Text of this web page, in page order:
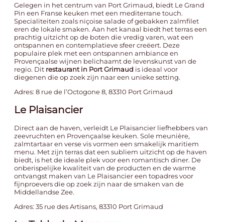
Gelegen in het centrum van Port Grimaud, biedt Le Grand
Pin een Franse keuken met een mediterrane touch.
Specialiteiten zoals niçoise salade of gebakken zalmfilet
eren de lokale smaken. Aan het kanaal biedt het terras een
prachtig uitzicht op de boten die vredig varen, wat een
ontspannen en contemplatieve sfeer creëert. Deze
populaire plek met een ontspannen ambiance en
Provençaalse wijnen belichaamt de levenskunst van de
regio. Dit restaurant in Port Grimaud is ideaal voor
diegenen die op zoek zijn naar een unieke setting.
Adres: 8 rue de l’Octogone 8, 83310 Port Grimaud
Le Plaisancier
Direct aan de haven, verleidt Le Plaisancier liefhebbers van
zeevruchten en Provençaalse keuken. Sole meunière,
zalmtartaar en verse vis vormen een smakelijk maritiem
menu. Met zijn terras dat een subliem uitzicht op de haven
biedt, is het de ideale plek voor een romantisch diner. De
onberispelijke kwaliteit van de producten en de warme
ontvangst maken van Le Plaisancier een topadres voor
fijnproevers die op zoek zijn naar de smaken van de
Middellandse Zee.
Adres: 35 rue des Artisans, 83310 Port Grimaud